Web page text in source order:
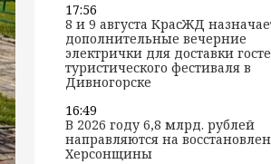
17:56
8 и 9 августа КрасЖД
дополнительные вечерние
электрички для доставки
туристического фестиваля в
Дивногорске
16:49
В 2026 году 6,8 млрд. рублей
направляются на
Херсонщины